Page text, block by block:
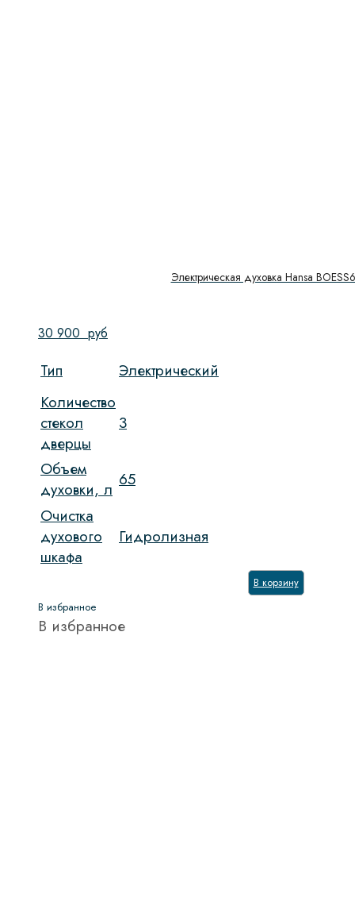
Электрическая духовка Hansa
30 900 руб
Тип
Электрический
Количество
стекол
дверцы
3
Объем
духовки, л 65
Очистка
духового
шкафа
Гидролизная
В корзину
В избранное
В избранное